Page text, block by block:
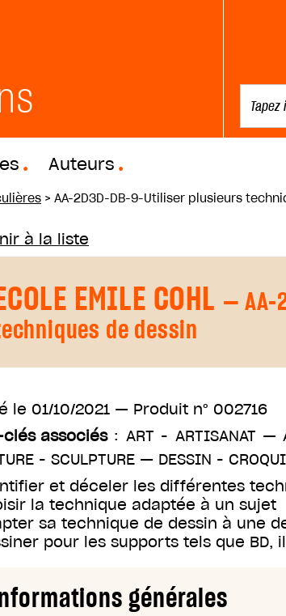
Auteurs
> AA-2D3D-DB-9-Utiliser plusieurs
à la liste
EMILE COHL — AA-
de dessin
le 01/10/2021 — Produit n° 002716
clés associés: ART - ARTISANAT —
- SCULPTURE — DESSIN -
et déceler les différentes
la technique adaptée à un sujet
sa technique de dessin à une
pour les supports tels que BD,
générales